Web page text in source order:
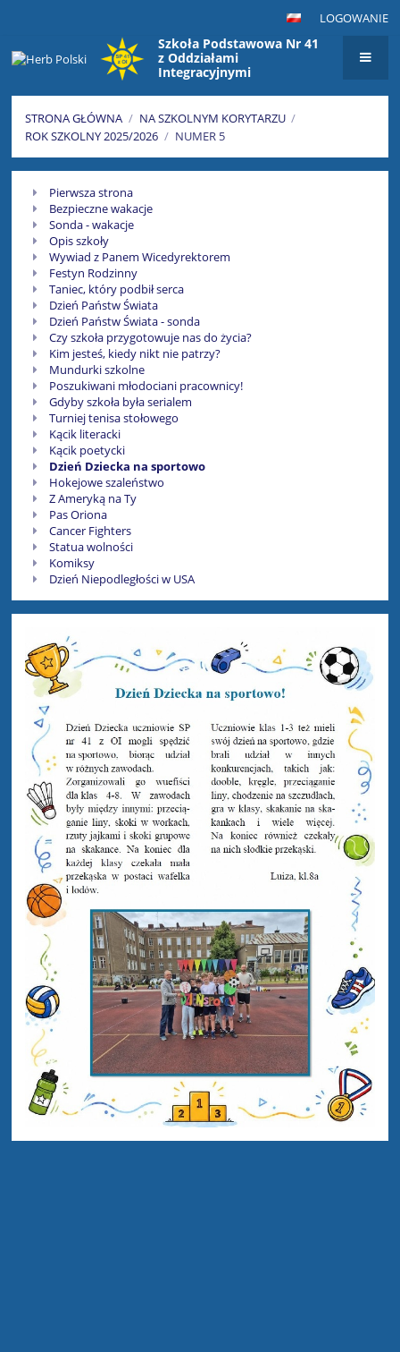
LOGOWANIE
Szkoła Podstawowa Nr 41
z Oddziałami
Integracyjnymi
w Szczecinie
STRONA GŁÓWNA / NA SZKOLNYM KORYTARZU /
ROK SZKOLNY 2025/2026 / NUMER 5
Numer
Pierwsza strona
Bezpieczne wakacje
Sonda - wakacje
Opis szkoły
Wywiad z Panem Wicedyrektorem
Festyn Rodzinny
Taniec, który podbił serca
Dzień Państw Świata
Dzień Państw Świata - sonda
Czy szkoła przygotowuje nas do życia?
Kim jesteś, kiedy nikt nie patrzy?
Mundurki szkolne
Poszukiwani młodociani pracownicy!
Gdyby szkoła była serialem
Turniej tenisa stołowego
Kącik literacki
Kącik poetycki
Dzień Dziecka na sportowo
Hokejowe szaleństwo
Z Ameryką na Ty
Pas Oriona
Cancer Fighters
Statua wolności
Komiksy
Dzień Niepodległości w USA